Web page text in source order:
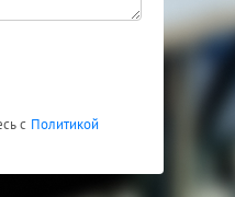
с Политикой